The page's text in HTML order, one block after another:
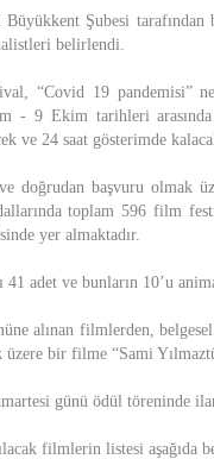
Şubesi
belirlendi.
“Covid 19 pandemisi”
9 Ekim tarihleri arasında
ve 24 saat gösterimde
doğrudan başvuru olmak
toplam 596 film
yer almaktadır.
adet ve bunların 10’u
alınan filmlerden,
üzere bir filme “Sami
günü ödül töreninde
filmlerin listesi aşağıda